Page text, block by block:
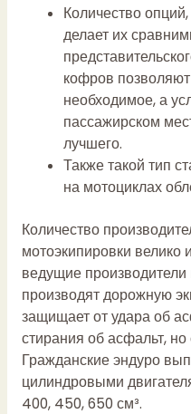
Количество
делает их
кофров
необходимое, а
пассажирском
лучшего.
Также такой тип
на мотоциклах
Количество
мотоэкипировки велико
ведущие
производят дорожную
защищает от удара об
стирания об асфальт, но
Гражданские эндуро
цилиндровыми
400, 450, 650 см³.